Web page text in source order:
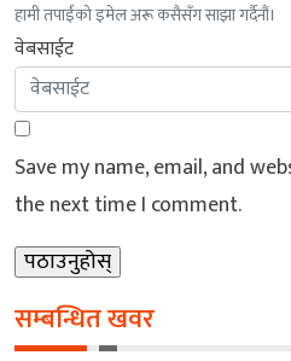
हामी तपाईंको इमेल अरू कसैसँग साझा गर्दैनौं।
वेबसाईट
Save my name, email, and
the next time I comment.
सम्बन्धित खवर